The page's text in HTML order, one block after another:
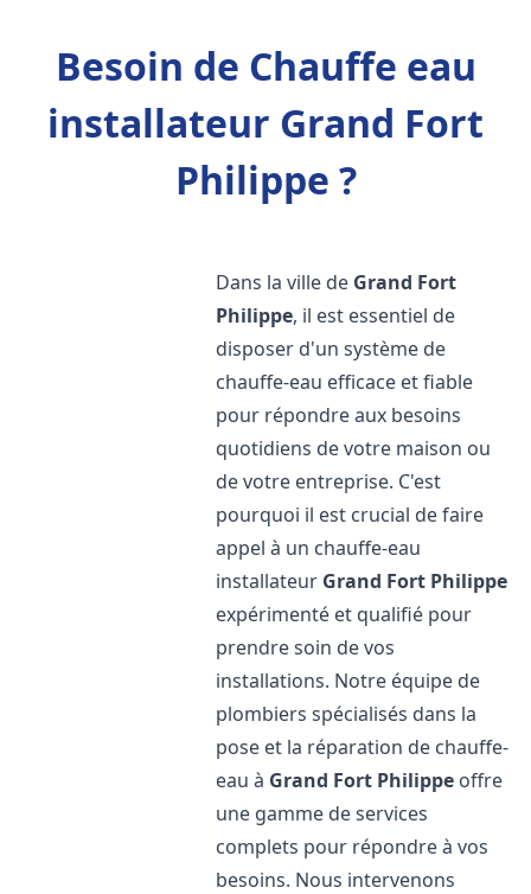
Besoin de Chauffe eau
installateur Grand Fort
Philippe ?
Dans la ville de Grand Fort
Philippe, il est essentiel de
disposer d'un système de
chauffe-eau efficace et fiable
pour répondre aux besoins
quotidiens de votre maison ou
de votre entreprise. C'est
pourquoi il est crucial de faire
appel à un chauffe-eau
installateur Grand Fort Philippe
expérimenté et qualifié pour
prendre soin de vos
installations. Notre équipe de
plombiers spécialisés dans la
pose et la réparation de chauffe-
eau à Grand Fort Philippe offre
une gamme de services
complets pour répondre à vos
besoins. Nous intervenons